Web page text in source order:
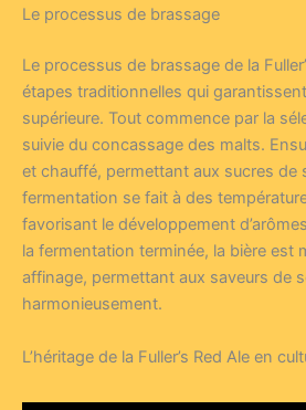
Le processus de brassage
Le processus de brassage de la
étapes traditionnelles qui
supérieure. Tout commence par la
suivie du concassage des malts.
et chauffé, permettant aux sucres de
fermentation se fait à des
favorisant le développement
la fermentation terminée, la bière est
affinage, permettant aux saveurs de
harmonieusement.
L’héritage de la Fuller’s Red Ale en